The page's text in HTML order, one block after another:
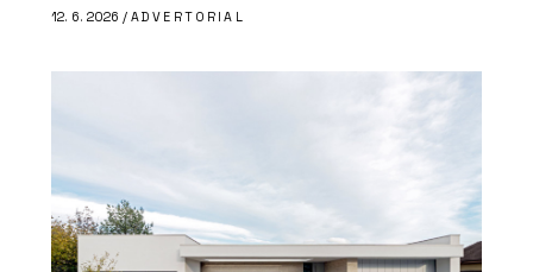
12. 6. 2026 / ADVERTORIAL